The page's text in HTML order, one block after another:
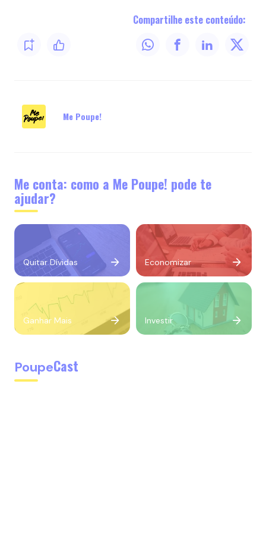
Compartilhe este conteúdo:
Me Poupe!
Me conta: como a Me Poupe! pode te
ajudar?
Quitar Dívidas Economizar
Ganhar Mais Investir
PoupeCast